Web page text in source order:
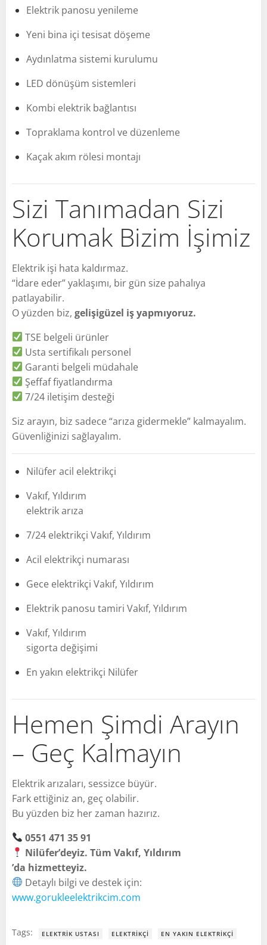
Elektrik panosu yenileme
Yeni bina içi tesisat döşeme
Aydınlatma sistemi kurulumu
LED dönüşüm sistemleri
Kombi elektrik bağlantısı
Topraklama kontrol ve düzenleme
Kaçak akım rölesi montajı
Sizi Tanımadan Sizi
Korumak Bizim İşimiz
Elektrik işi hata kaldırmaz.
“İdare eder” yaklaşımı, bir gün size pahalıya
patlayabilir.
O yüzden biz, gelişigüzel iş yapmıyoruz.
TSE belgeli ürünler
Usta sertifikalı personel
Garanti belgeli müdahale
Şeffaf fiyatlandırma
7/24 iletişim desteği
Siz arayın, biz sadece “arıza gidermekle” kalmayalım.
Güvenliğinizi sağlayalım.
Nilüfer acil elektrikçi
Vakıf, Yıldırım
elektrik arıza
7/24 elektrikçi Vakıf, Yıldırım
Acil elektrikçi numarası
Gece elektrikçi Vakıf, Yıldırım
Elektrik panosu tamiri Vakıf, Yıldırım
Vakıf, Yıldırım
sigorta değişimi
En yakın elektrikçi Nilüfer
Hemen Şimdi Arayın
– Geç Kalmayın
Elektrik arızaları, sessizce büyür.
Fark ettiğiniz an, geç olabilir.
Bu yüzden biz her zaman hazırız.
0551 471 35 91
Nilüfer’deyiz. Tüm Vakıf, Yıldırım
’da hizmetteyiz.
Detaylı bilgi ve destek için:
www.gorukleelektrikcim.com
Tags: ELEKTRIK USTASI ELEKTRIKÇI EN YAKIN ELEKTRIKÇI